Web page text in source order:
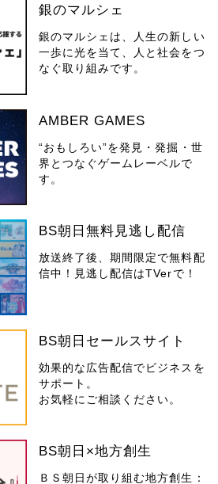
銀のマルシェ
銀のマルシェは、人生の新しい
一歩に光を当て、人と社会をつ
なぐ取り組みです。
AMBER GAMES
“おもしろい”を発見・発掘・世
界とつなぐゲームレーベルで
す。
BS朝日無料見逃し配信
放送終了後、期間限定で無料配
信中！見逃し配信はTVerで！
BS朝日セールスサイト
効果的な広告配信でビジネスを
サポート。
お気軽にご相談ください。
BS朝日×地方創生
ＢＳ朝日が取り組む地方創生：